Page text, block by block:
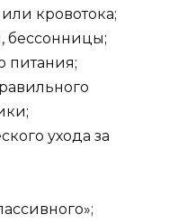
кровотока;
бессонницы;
питания;
ухода за